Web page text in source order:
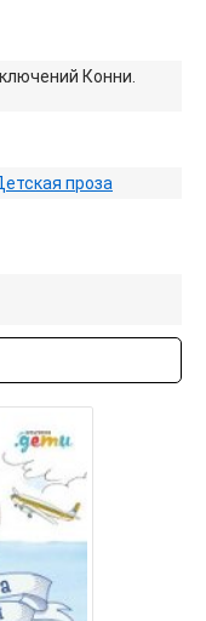
Конни.
проза